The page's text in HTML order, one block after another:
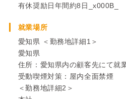
有休奨励日年間約8日_x000B_
就業場所
愛知県 ＜勤務地詳細1＞
愛知県
住所：愛知県内の顧客先にて就
受動喫煙対策：屋内全面禁煙
＜勤務地詳細2＞